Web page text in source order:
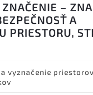
–
A
PRIESTORU,
vyznačenie